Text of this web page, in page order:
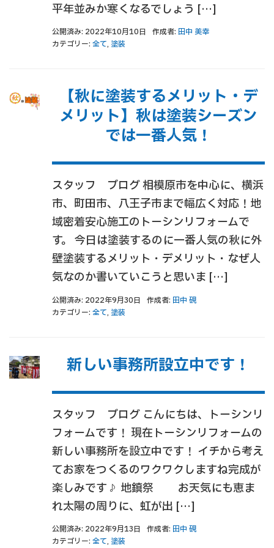
平年並みか寒くなるでしょう […]
公開済み: 2022年10月10日 作成者: 田中 美幸
カテゴリー: 全て, 塗装
【秋に塗装するメリット・デ
メリット】秋は塗装シーズン
では一番人気！
スタッフ ブログ 相模原市を中心に、横浜
市、町田市、八王子市まで幅広く対応！地
域密着安心施工のトーシンリフォームで
す。 今日は塗装するのに一番人気の秋に外
壁塗装するメリット・デメリット・なぜ人
気なのか書いていこうと思いま […]
公開済み: 2022年9月30日 作成者: 田中 硯
カテゴリー: 全て, 塗装
新しい事務所設立中です！
スタッフ ブログ こんにちは、トーシンリ
フォームです！ 現在トーシンリフォームの
新しい事務所を設立中です！ イチから考え
てお家をつくるのワクワクしますね完成が
楽しみです♪ 地鎮祭 お天気にも恵ま
れ太陽の周りに、虹が出 […]
公開済み: 2022年9月13日 作成者: 田中 硯
カテゴリー: 全て, 塗装